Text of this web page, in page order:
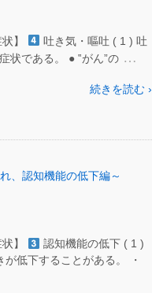
】
吐き気・嘔吐 ( 1 ) 吐
状である。 ● ‟がん”の …
続きを読む ›
、認知機能の低下編～
】
認知機能の低下 ( 1 )
低下することがある。 ・